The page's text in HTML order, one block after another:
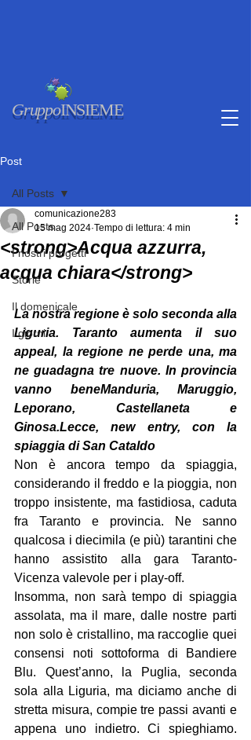
GruppoINSIEME
Post
All Posts
I nostri progetti
Storie
Il domenicale
I giorni
All Posts
<strong>Acqua azzurra,
acqua chiara</strong>
comunicazione283
15 mag 2024 Tempo di lettura: 4 min
La nostra regione è solo seconda alla
Liguria. Taranto aumenta il suo
appeal, la regione ne perde una, ma
ne guadagna tre nuove. In provincia
vanno beneManduria, Maruggio,
Leporano, Castellaneta e
Ginosa.Lecce, new entry, con la
spiaggia di San Cataldo
Non è ancora tempo da spiaggia,
considerando il freddo e la pioggia, non
troppo insistente, ma fastidiosa, caduta
fra Taranto e provincia. Ne sanno
qualcosa i diecimila (e più) tarantini che
hanno assistito alla gara Taranto-
Vicenza valevole per i play-off.
Insomma, non sarà tempo di spiaggia
assolata, ma il mare, dalle nostre parti
non solo è cristallino, ma raccoglie quei
consensi noti sottoforma di Bandiere
Blu. Quest’anno, la Puglia, seconda
sola alla Liguria, ma diciamo anche di
stretta misura, compie tre passi avanti e
appena uno indietro. Ci spieghiamo.